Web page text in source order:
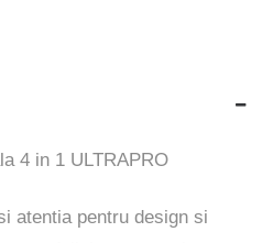
4 in 1 ULTRAPRO
atentia pentru design si